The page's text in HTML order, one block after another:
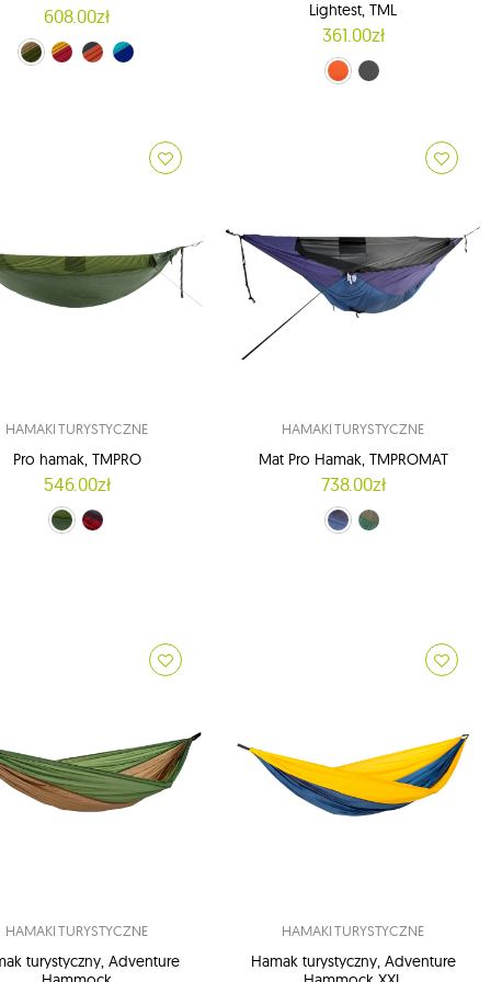
608.00zł
(24/08)żółty (34/37)
pomarańczowo-szary (35/03)
niebiesko-granatowy (39/14)
Lightest, TML
361.00zł
pomarańczowy (53)
szary (54)
HAMAKI TURYSTYCZNE
Pro hamak, TMPRO
546.00zł
zielony (TMPRO2424)
Czerwony (TMPRO3407)
HAMAKI TURYSTYCZNE
Mat Pro Hamak, TMPROMAT
738.00zł
Granatowy (TMPROMAT06)
zielony (TMPROMAT24)
HAMAKI TURYSTYCZNE
turystyczny, Adventure
HAMAKI TURYSTYCZNE
Hamak turystyczny, Adventure